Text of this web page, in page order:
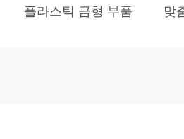
플라스틱 금형 부품 맞